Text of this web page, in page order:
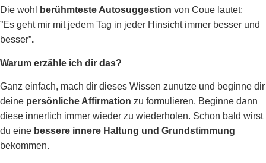
Die wohl berühmteste Autosuggestion von Coue lautet:
”Es geht mir mit jedem Tag in jeder Hinsicht immer besser und
besser”.
Warum erzähle ich dir das?
Ganz einfach, mach dir dieses Wissen zunutze und beginne dir
deine persönliche Affirmation zu formulieren. Beginne dann
diese innerlich immer wieder zu wiederholen. Schon bald wirst
du eine bessere innere Haltung und Grundstimmung
bekommen.